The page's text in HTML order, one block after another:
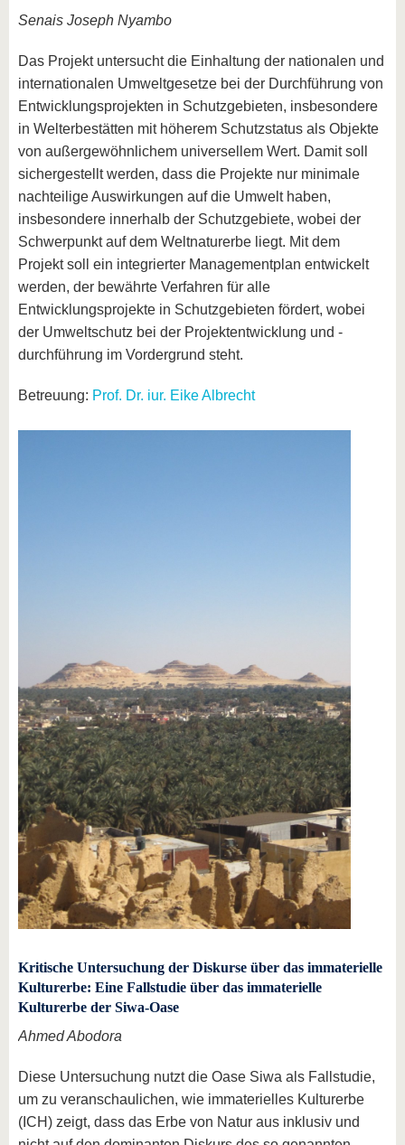
Senais Joseph Nyambo
Das Projekt untersucht die Einhaltung der nationalen und
internationalen Umweltgesetze bei der Durchführung von
Entwicklungsprojekten in Schutzgebieten, insbesondere
in Welterbestätten mit höherem Schutzstatus als Objekte
von außergewöhnlichem universellem Wert. Damit soll
sichergestellt werden, dass die Projekte nur minimale
nachteilige Auswirkungen auf die Umwelt haben,
insbesondere innerhalb der Schutzgebiete, wobei der
Schwerpunkt auf dem Weltnaturerbe liegt. Mit dem
Projekt soll ein integrierter Managementplan entwickelt
werden, der bewährte Verfahren für alle
Entwicklungsprojekte in Schutzgebieten fördert, wobei
der Umweltschutz bei der Projektentwicklung und -
durchführung im Vordergrund steht.
Betreuung: Prof. Dr. iur. Eike Albrecht
Kritische Untersuchung der Diskurse über das immaterielle
Kulturerbe: Eine Fallstudie über das immaterielle
Kulturerbe der Siwa-Oase
Ahmed Abodora
Diese Untersuchung nutzt die Oase Siwa als Fallstudie,
um zu veranschaulichen, wie immaterielles Kulturerbe
(ICH) zeigt, dass das Erbe von Natur aus inklusiv und